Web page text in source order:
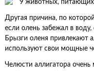
Другая причина, по
если олень забежал в
Брызги оленя привлекают
используют свои мощные
Челюсти аллигатора